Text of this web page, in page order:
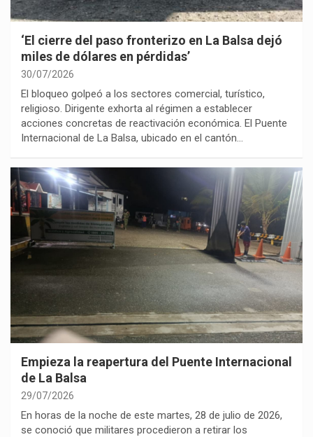
‘El cierre del paso fronterizo en La Balsa dejó
miles de dólares en pérdidas’
30/07/2026
El bloqueo golpeó a los sectores comercial, turístico,
religioso. Dirigente exhorta al régimen a establecer
acciones concretas de reactivación económica. El Puente
Internacional de La Balsa, ubicado en el cantón…
Empieza la reapertura del Puente Internacional
de La Balsa
29/07/2026
En horas de la noche de este martes, 28 de julio de 2026,
se conoció que militares procedieron a retirar los